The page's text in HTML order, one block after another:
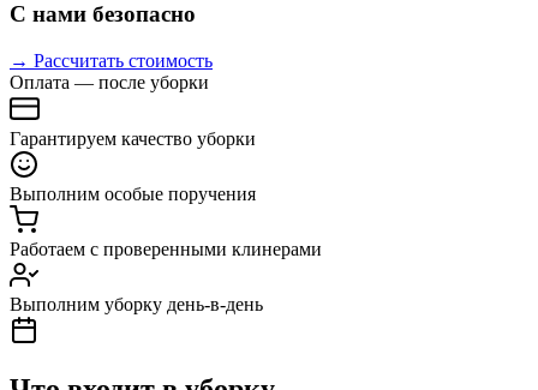
С нами безопасно
→ Рассчитать стоимость
Оплата — после уборки
Гарантируем качество уборки
Выполним особые поручения
Работаем с проверенными клинерами
Выполним уборку день-в-день